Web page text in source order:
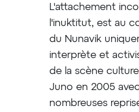
L'attachement
l'inuktitut, est au
du Nunavik
interprète et
de la scène
Juno en 2005
nombreuses